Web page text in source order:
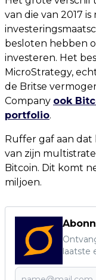
van die van 2017
besloten hebben
investeren. Het
MicroStrategy,
de Britse
Company ook
portfolio.
Ruffer gaf aan dat
van zijn
Bitcoin. Dit komt
miljoen.
laatste